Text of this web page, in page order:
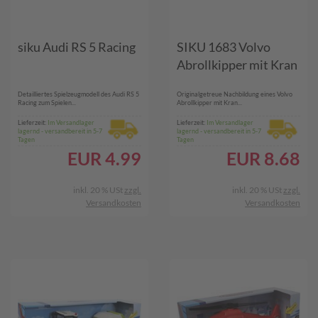
siku Audi RS 5 Racing
Detailliertes Spielzeugmodell des Audi RS 5
Racing zum Spielen...
Lieferzeit: Im Versandlager
lagernd - versandbereit in 5-7
Tagen
EUR 4.99
inkl. 20 % USt zzgl.
Versandkosten
SIKU 1683 Volvo
Abrollkipper mit Kran
Originalgetreue Nachbildung eines Volvo
Abrollkipper mit Kran...
Lieferzeit: Im Versandlager
lagernd - versandbereit in 5-7
Tagen
EUR 8.68
inkl. 20 % USt zzgl.
Versandkosten